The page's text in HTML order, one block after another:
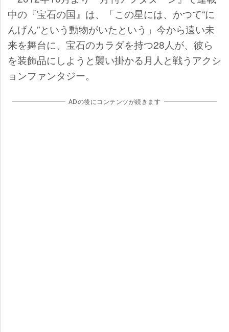
中の『宝石の国』は、「この星には、かつて“に
んげん”という動物がいたという」今から遠い未
来を舞台に、宝石のカラダを持つ28人が、彼ら
を装飾品にしようと襲い掛かる月人と戦うアクシ
ョンファンタジー。
ADの後にコンテンツが続きます